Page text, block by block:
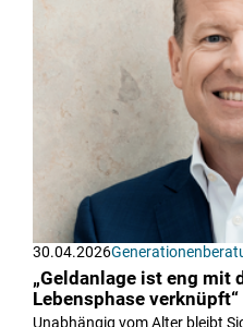
30.04.2026
„Geldanlage ist eng mit
Lebensphase verknüpft“
Unabhängig vom Alter bleibt